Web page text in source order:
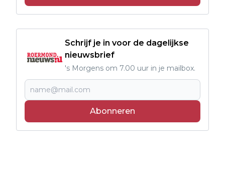
Schrijf je in voor de dagelijkse
nieuwsbrief
's Morgens om 7.00 uur in je mailbox.
Abonneren